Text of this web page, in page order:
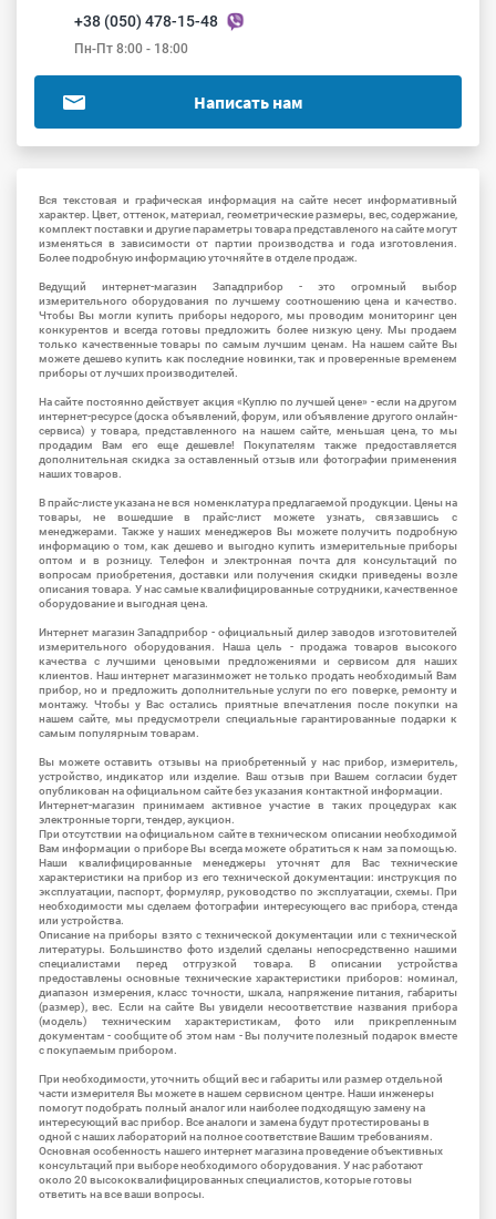
+38 (050) 478-15-48
Пн-Пт 8:00 - 18:00
Написать нам
Вся текстовая и графическая информация на сайте несет информативный
характер. Цвет, оттенок, материал, геометрические размеры, вес, содержание,
комплект поставки и другие параметры товара представленого на сайте могут
изменяться в зависимости от партии производства и года изготовления.
Более подробную информацию уточняйте в отделе продаж.
Ведущий интернет-магазин Западприбор - это огромный выбор
измерительного оборудования по лучшему соотношению цена и качество.
Чтобы Вы могли купить приборы недорого, мы проводим мониторинг цен
конкурентов и всегда готовы предложить более низкую цену. Мы продаем
только качественные товары по самым лучшим ценам. На нашем сайте Вы
можете дешево купить как последние новинки, так и проверенные временем
приборы от лучших производителей.
На сайте постоянно действует акция «Куплю по лучшей цене» - если на другом
интернет-ресурсе (доска объявлений, форум, или объявление другого онлайн-
сервиса) у товара, представленного на нашем сайте, меньшая цена, то мы
продадим Вам его еще дешевле! Покупателям также предоставляется
дополнительная скидка за оставленный отзыв или фотографии применения
наших товаров.
В прайс-листе указана не вся номенклатура предлагаемой продукции. Цены на
товары, не вошедшие в прайс-лист можете узнать, связавшись с
менеджерами. Также у наших менеджеров Вы можете получить подробную
информацию о том, как дешево и выгодно купить измерительные приборы
оптом и в розницу. Телефон и электронная почта для консультаций по
вопросам приобретения, доставки или получения скидки приведены возле
описания товара. У нас самые квалифицированные сотрудники, качественное
оборудование и выгодная цена.
Интернет магазин Западприбор - официальный дилер заводов изготовителей
измерительного оборудования. Наша цель - продажа товаров высокого
качества с лучшими ценовыми предложениями и сервисом для наших
клиентов. Наш интернет магазинможет не только продать необходимый Вам
прибор, но и предложить дополнительные услуги по его поверке, ремонту и
монтажу. Чтобы у Вас остались приятные впечатления после покупки на
нашем сайте, мы предусмотрели специальные гарантированные подарки к
самым популярным товарам.
Вы можете оставить отзывы на приобретенный у нас прибор, измеритель,
устройство, индикатор или изделие. Ваш отзыв при Вашем согласии будет
опубликован на официальном сайте без указания контактной информации.
Интернет-магазин принимаем активное участие в таких процедурах как
электронные торги, тендер, аукцион.
При отсутствии на официальном сайте в техническом описании необходимой
Вам информации о приборе Вы всегда можете обратиться к нам за помощью.
Наши квалифицированные менеджеры уточнят для Вас технические
характеристики на прибор из его технической документации: инструкция по
эксплуатации, паспорт, формуляр, руководство по эксплуатации, схемы. При
необходимости мы сделаем фотографии интересующего вас прибора, стенда
или устройства.
Описание на приборы взято с технической документации или с технической
литературы. Большинство фото изделий сделаны непосредственно нашими
специалистами перед отгрузкой товара. В описании устройства
предоставлены основные технические характеристики приборов: номинал,
диапазон измерения, класс точности, шкала, напряжение питания, габариты
(размер), вес. Если на сайте Вы увидели несоответствие названия прибора
(модель) техническим характеристикам, фото или прикрепленным
документам - сообщите об этом нам - Вы получите полезный подарок вместе
с покупаемым прибором.
При необходимости, уточнить общий вес и габариты или размер отдельной
части измерителя Вы можете в нашем сервисном центре. Наши инженеры
помогут подобрать полный аналог или наиболее подходящую замену на
интересующий вас прибор. Все аналоги и замена будут протестированы в
одной с наших лабораторий на полное соответствие Вашим требованиям.
Основная особенность нашего интернет магазина проведение объективных
консультаций при выборе необходимого оборудования. У нас работают
около 20 высококвалифицированных специалистов, которые готовы
ответить на все ваши вопросы.